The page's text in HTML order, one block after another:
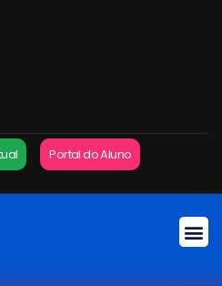
Portal do Aluno